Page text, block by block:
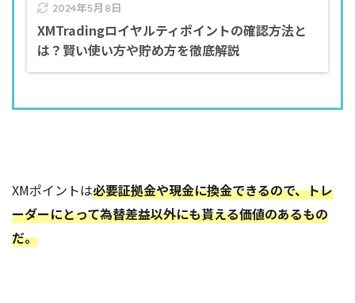
2024年5月8日
XMTradingロイヤルティポイントの確認方法と
は？賢い使い方や貯め方を徹底解説
XMポイントは必要証拠金や現金に換金できるので、トレ
ーダーにとって為替差益以外にも貰える価値のあるもの
だ。